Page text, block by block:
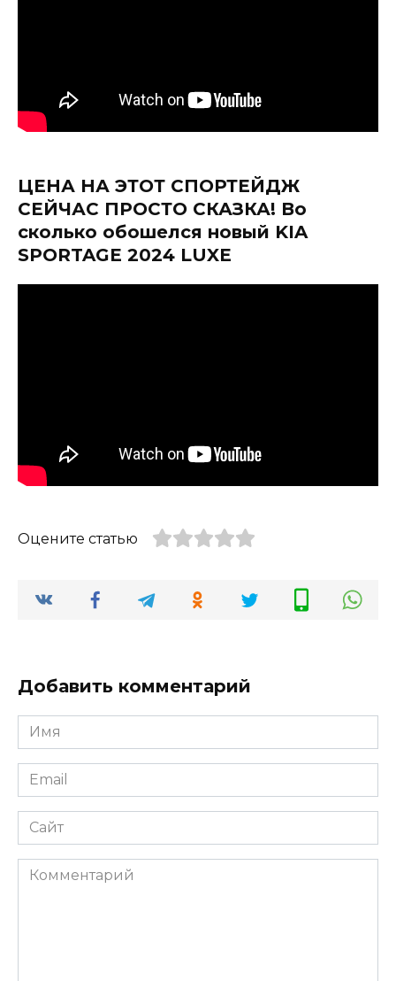
ЦЕНА НА ЭТОТ СПОРТЕЙДЖ
СЕЙЧАС ПРОСТО СКАЗКА! Во
сколько обошелся новый KIA
SPORTAGE 2024 LUXE
Оцените статью
Добавить комментарий
Имя
*
Email
*
Сайт
Комментарий